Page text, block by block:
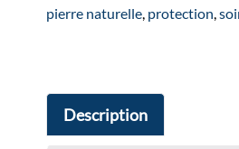
pierre naturelle protection ,
Description